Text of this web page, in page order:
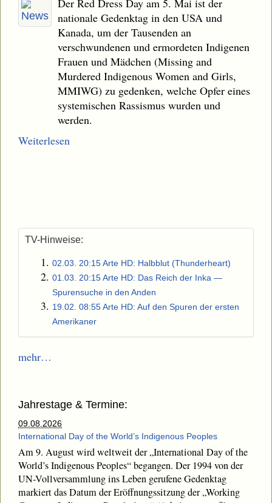
Der Red Dress Day am 5. Mai ist der
nationale Gedenktag in den USA und
Kanada, um der Tausenden an
verschwundenen und ermordeten Indigenen
Frauen und Mädchen (Missing and
Murdered Indigenous Women and Girls,
MMIWG) zu gedenken, welche Opfer eines
systemischen Rassismus wurden und
werden.
Weiterlesen
TV-Hinweise:
02.03. 20:15 Arte HD: Halbblut (Thunderheart)
01.03. 20:15 Arte HD: Das Reich der Inka —
Spurensuche in den Anden
19.02. 08:55 Arte HD: Auf den Spuren der ersten
Amerikaner
mehr…
Jahrestage & Termine:
09.08.2026
International Day of the World’s Indigenous Peoples
Am 9. August wird weltweit der „International Day of the
World’s Indigenous Peoples“ begangen. Der 1994 von der
UN-Vollversammlung ins Leben gerufene Gedenktag
markiert das Datum der Eröffnungssitzung der „Working